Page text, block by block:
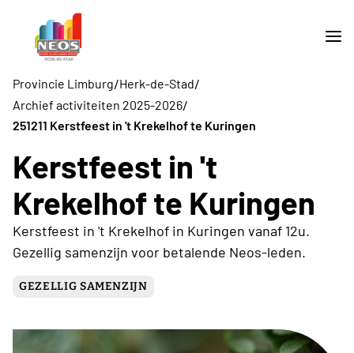
Provincie Limburg/Herk-de-Stad/
Archief activiteiten 2025-2026/
251211 Kerstfeest in 't Krekelhof te Kuringen
Kerstfeest in 't
Krekelhof te Kuringen
Kerstfeest in 't Krekelhof in Kuringen vanaf 12u.
Gezellig samenzijn voor betalende Neos-leden.
GEZELLIG SAMENZIJN